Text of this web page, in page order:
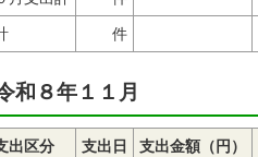
件
和８年１１月
出区分 支出日 支出金額（円）